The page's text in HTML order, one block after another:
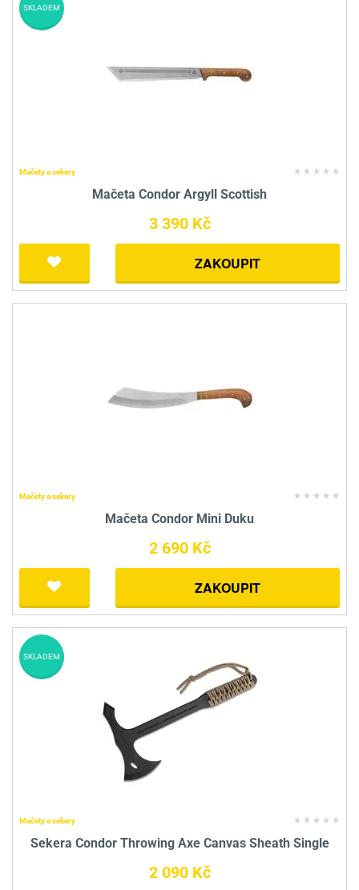
Mačety a sekery
Mačeta Condor Argyll Scottish
3 390 Kč
ZAKOUPIT
SKLADEM
Mačety a sekery
Mačeta Condor Mini Duku
2 690 Kč
ZAKOUPIT
Mačety a sekery
Sekera Condor Throwing Axe Canvas Sheath Single
2 090 Kč
SKLADEM